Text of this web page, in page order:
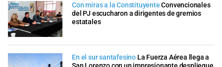
Con miras a la Constituyente Convencionales
del PJ escucharon a dirigentes de gremios
estatales
En el sur santafesino La Fuerza Aérea llega a